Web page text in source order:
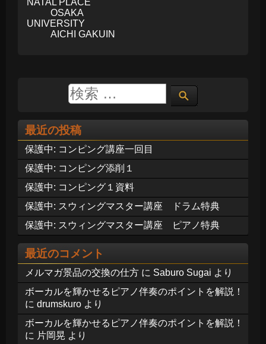
OSAKA
UNIVERSITY
AICHI GAKUIN
最近の投稿
保護中: コンピング講座一回目
保護中: コンピング添削１
保護中: コンピング１資料
保護中: スウィングマスター講座 ドラム特典
保護中: スウィングマスター講座 ピアノ特典
最近のコメント
メルマガ景品の交換の仕方 に Saburo Sugai より
ボーカルを輝かせるピアノ伴奏のポイントを解説！
に drumskuro より
ボーカルを輝かせるピアノ伴奏のポイントを解説！
に 片岡晃 より